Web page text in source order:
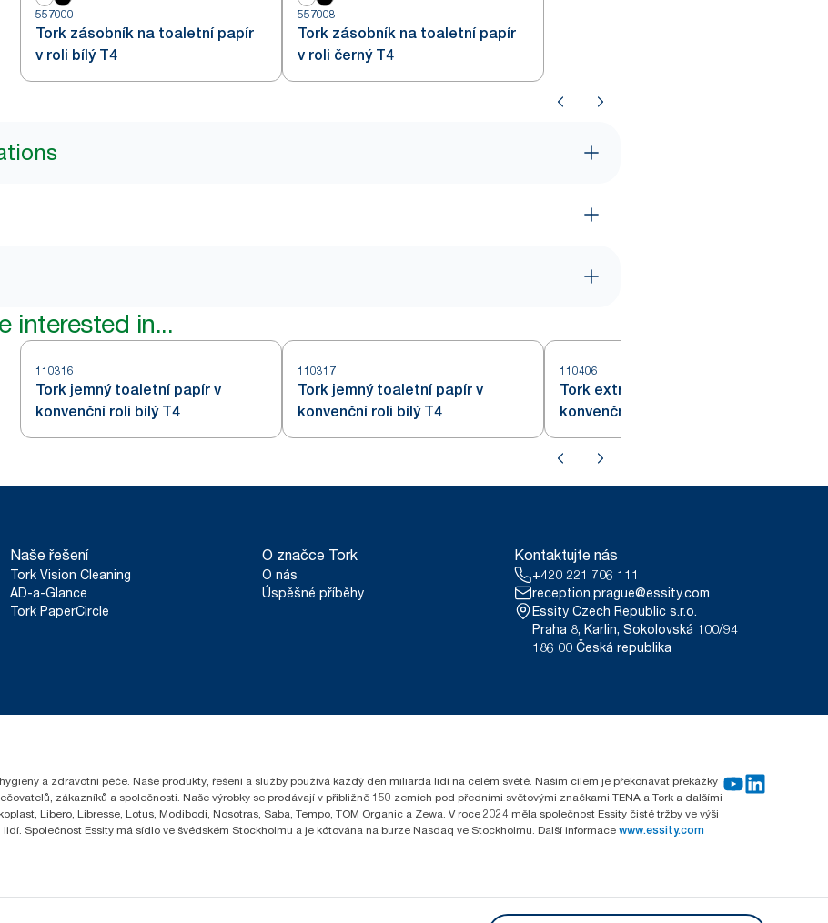
557000
Tork zásobník na toaletní papír
v roli bílý T4
557008
Tork zásobník na toaletní papír
v roli černý T4
interested in...
110316
Tork jemný toaletní papír v
konvenční roli bílý T4
110317
Tork jemný toaletní papír v
konvenční roli bílý T4
110406
Tork extra jemný toaletní papír
konvenční role Premium – 4vrstvý
Naše řešení
Tork Vision Cleaning
AD-a-Glance
Tork PaperCircle
O značce Tork
O nás
Úspěšné příběhy
Kontaktujte nás
+420 221 706 111
reception.prague@essity.com
Essity Czech Republic s.r.o.
Praha 8, Karlin, Sokolovská 100/94
186 00 Česká republika
a zdravotní péče. Naše produkty, řešení a služby používá každý den miliarda lidí na celém světě. Naším cílem je překonávat překážky
zákazníků a společnosti. Naše výrobky se prodávají v přibližně 150 zemích pod předními světovými značkami TENA a Tork a dalšími
Libero, Libresse, Lotus, Modibodi, Nosotras, Saba, Tempo, TOM Organic a Zewa. V roce 2024 měla společnost Essity čisté tržby ve výši
Společnost Essity má sídlo ve švédském Stockholmu a je kótována na burze Nasdaq ve Stockholmu. Další informace www.essity.com